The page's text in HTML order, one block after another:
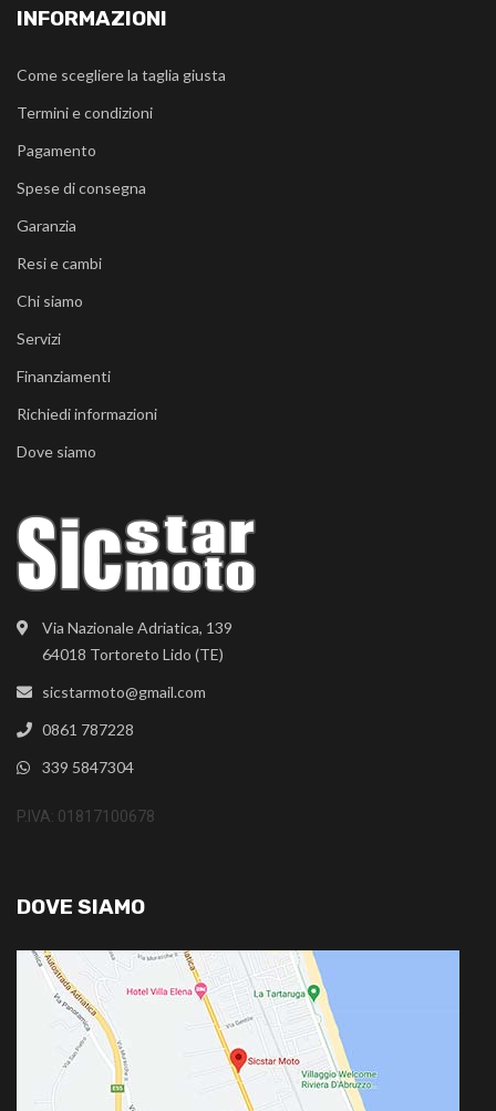
Via Nazionale Adriatica, 139
64018 Tortoreto Lido (TE)
sicstarmoto@gmail.com
0861 787228
339 5847304
P.IVA: 01817100678
INFORMAZIONI
Come scegliere la taglia giusta
Termini e condizioni
Pagamento
Spese di consegna
Garanzia
Resi e cambi
Chi siamo
Servizi
Finanziamenti
Richiedi informazioni
Dove siamo
DOVE SIAMO